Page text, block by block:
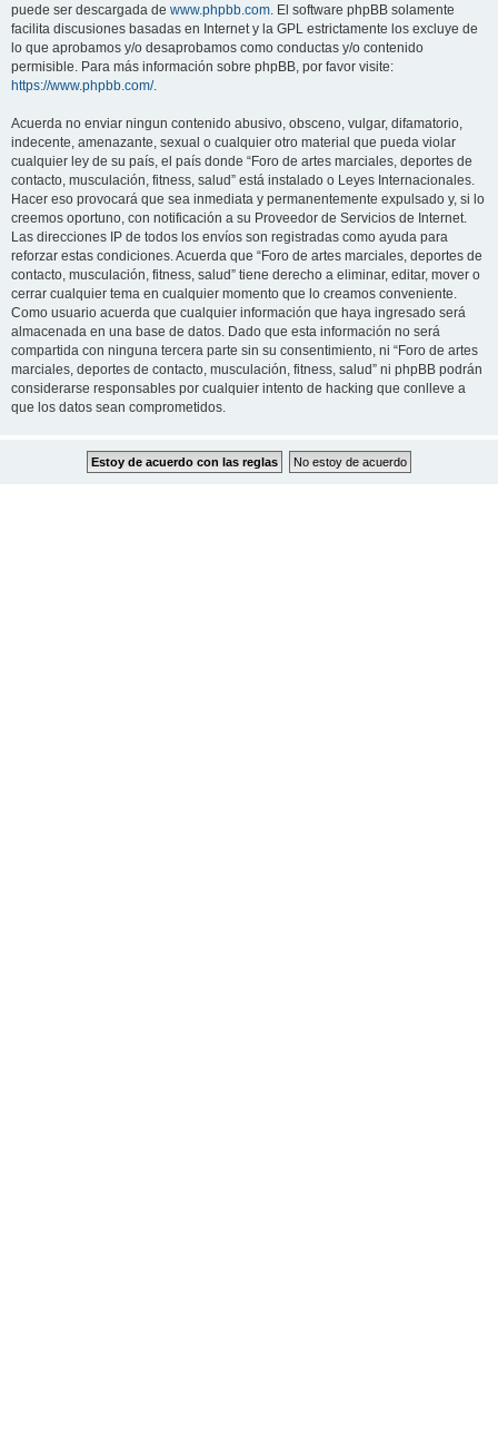
puede ser descargada de www.phpbb.com. El software phpBB solamente
facilita discusiones basadas en Internet y la GPL estrictamente los excluye de
lo que aprobamos y/o desaprobamos como conductas y/o contenido
permisible. Para más información sobre phpBB, por favor visite:
https://www.phpbb.com/.
Acuerda no enviar ningun contenido abusivo, obsceno, vulgar, difamatorio,
indecente, amenazante, sexual o cualquier otro material que pueda violar
cualquier ley de su país, el país donde “Foro de artes marciales, deportes de
contacto, musculación, fitness, salud” está instalado o Leyes Internacionales.
Hacer eso provocará que sea inmediata y permanentemente expulsado y, si lo
creemos oportuno, con notificación a su Proveedor de Servicios de Internet.
Las direcciones IP de todos los envíos son registradas como ayuda para
reforzar estas condiciones. Acuerda que “Foro de artes marciales, deportes de
contacto, musculación, fitness, salud” tiene derecho a eliminar, editar, mover o
cerrar cualquier tema en cualquier momento que lo creamos conveniente.
Como usuario acuerda que cualquier información que haya ingresado será
almacenada en una base de datos. Dado que esta información no será
compartida con ninguna tercera parte sin su consentimiento, ni “Foro de artes
marciales, deportes de contacto, musculación, fitness, salud” ni phpBB podrán
considerarse responsables por cualquier intento de hacking que conlleve a
que los datos sean comprometidos.